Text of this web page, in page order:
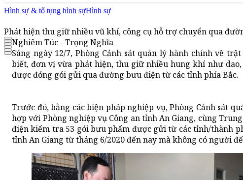
Hình sự & tố tụng hình sựHình sự
Phát hiện thu giữ nhiều vũ khí, công cụ hỗ trợ chuyển qua
Nghiêm Túc - Trọng Nghĩa
Sáng ngày 12/7, Phòng Cảnh sát quản lý hành chính về
biết, đơn vị vừa phát hiện, thu giữ nhiều hung khí như
được đóng gói gửi qua đường bưu điện từ các tỉnh phía Bắc.
Trước đó, bằng các biện pháp nghiệp vụ, Phòng Cảnh sát
hợp với Phòng nghiệp vụ Công an tỉnh An Giang, cùng
điện kiểm tra 53 gói bưu phẩm được gửi từ các tỉnh/thành
tỉnh An Giang từ tháng 6/2020 đến nay mà không có người